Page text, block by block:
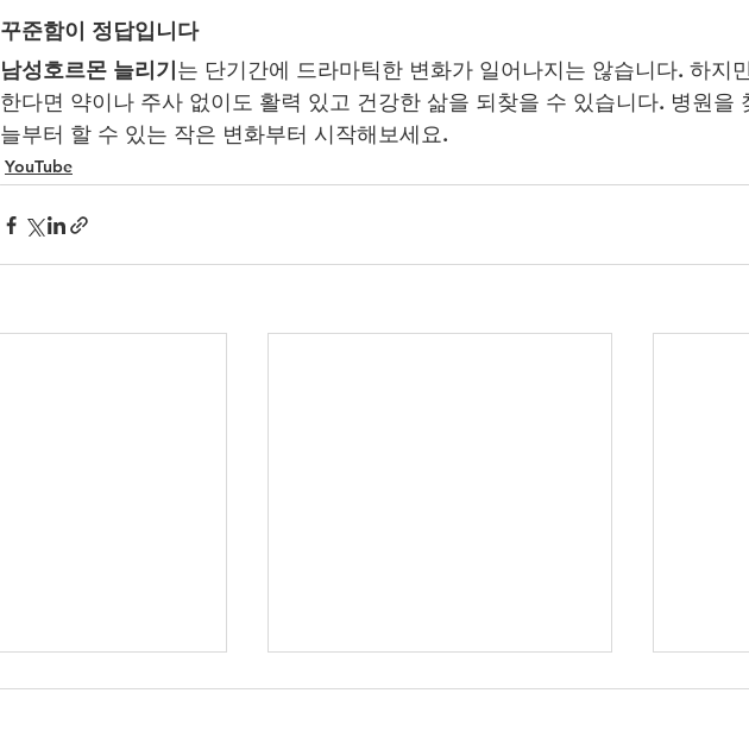
꾸준함이 정답입니다
남성호르몬 늘리기는 단기간에 드라마틱한 변화가 일어나지는 않습니다. 하지
한다면 약이나 주사 없이도 활력 있고 건강한 삶을 되찾을 수 있습니다. 병원을
늘부터 할 수 있는 작은 변화부터 시작해보세요.
YouTube